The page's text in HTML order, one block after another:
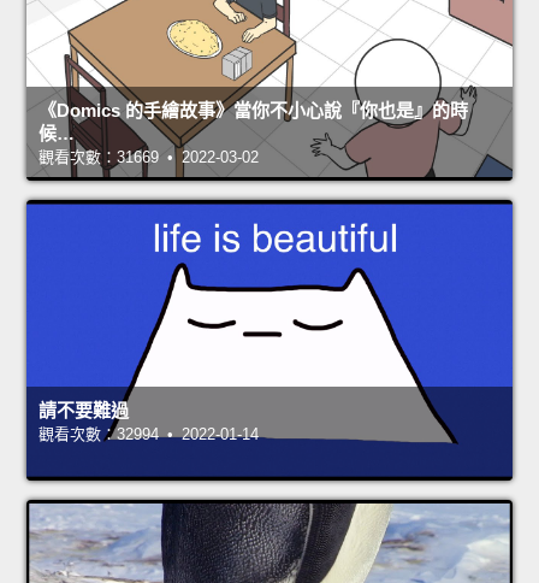
《Domics 的手繪故事》當你不小心說『你也是』的時
候…
觀看次數：31669 • 2022-03-02
請不要難過
觀看次數：32994 • 2022-01-14